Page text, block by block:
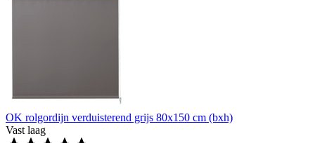
OK rolgordijn verduisterend grijs 80x150 cm (bxh)
Vast laag